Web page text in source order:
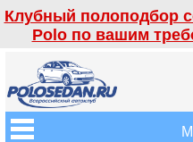
Клубный полоподбор
Polo по вашим